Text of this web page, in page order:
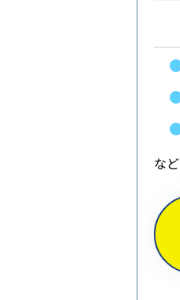
など